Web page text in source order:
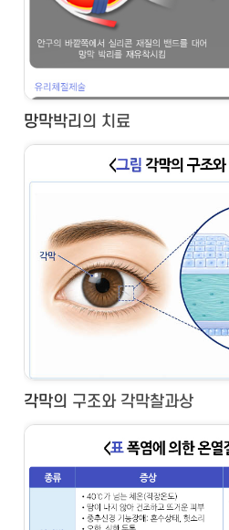
망막박리의 치료
각막의 구조와 각막찰과상